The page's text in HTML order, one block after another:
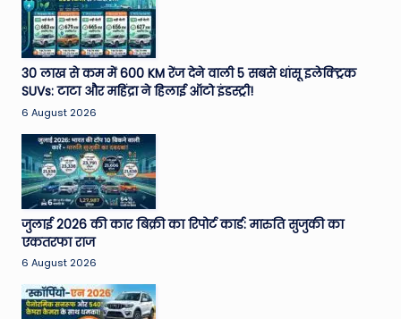
o
vi
e
N
e
w
s
A
ro
u
n
30 लाख से कम में 600 KM रेंज देने वाली 5 सबसे धांसू इलेक्ट्रिक
SUVs: टाटा और महिंद्रा ने हिलाई ऑटो इंडस्ट्री!
6 August 2026
जुलाई 2026 की कार बिक्री का रिपोर्ट कार्ड: मारुति सुजुकी का
एकतरफा राज
6 August 2026